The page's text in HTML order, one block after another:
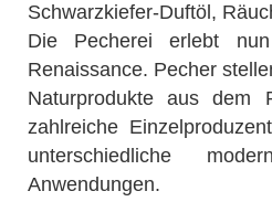
Schwarzkiefer-Duftöl,
Die Pecherei erlebt
Renaissance. Pecher
Naturprodukte aus dem
zahlreiche
unterschiedliche
Anwendungen.